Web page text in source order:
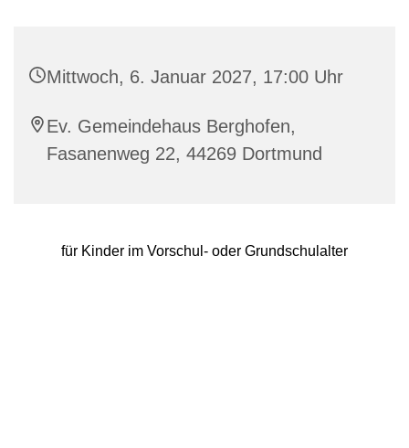
Mittwoch, 6. Januar 2027, 17:00 Uhr
Ev. Gemeindehaus Berghofen,
Fasanenweg 22, 44269 Dortmund
für Kinder im Vorschul- oder Grundschulalter